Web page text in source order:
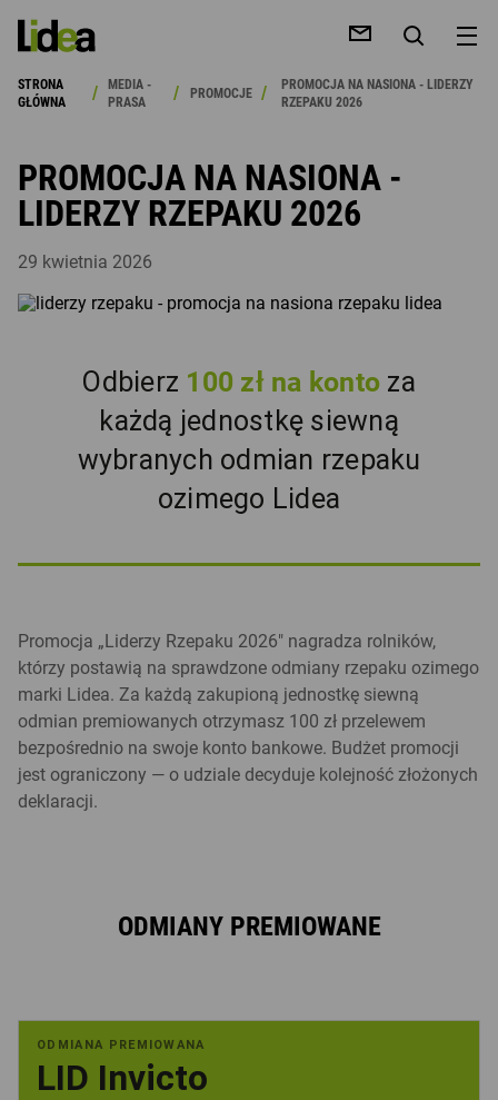
STRONA
GŁÓWNA
/
MEDIA -
PRASA
/ PROMOCJE /
PROMOCJA NA NASIONA - LIDERZY
RZEPAKU 2026
PROMOCJA NA NASIONA -
LIDERZY RZEPAKU 2026
29 kwietnia 2026
Odbierz 100 zł na konto za
każdą jednostkę siewną
wybranych odmian rzepaku
ozimego Lidea
Promocja „Liderzy Rzepaku 2026" nagradza rolników,
którzy postawią na sprawdzone odmiany rzepaku ozimego
marki Lidea. Za każdą zakupioną jednostkę siewną
odmian premiowanych otrzymasz 100 zł przelewem
bezpośrednio na swoje konto bankowe. Budżet promocji
jest ograniczony — o udziale decyduje kolejność złożonych
deklaracji.
ODMIANY PREMIOWANE
ODMIANA PREMIOWANA
LID Invicto